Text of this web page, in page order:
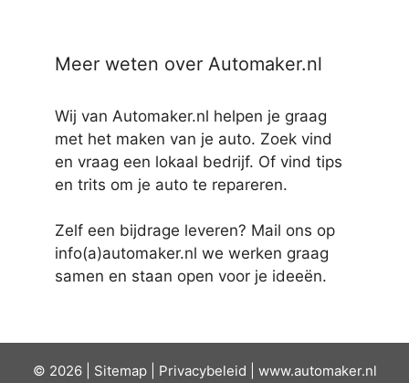
Meer weten over Automaker.nl
Wij van Automaker.nl helpen je graag
met het maken van je auto. Zoek vind
en vraag een lokaal bedrijf. Of vind tips
en trits om je auto te repareren.
Zelf een bijdrage leveren? Mail ons op
info(a)automaker.nl we werken graag
samen en staan open voor je ideeën.
© 2026 | Sitemap| Privacybeleid www.automaker.nl